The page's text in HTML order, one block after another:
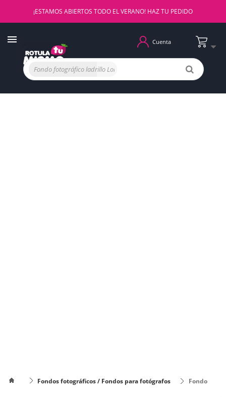
¡ESTAMOS ABIERTOS TODO EL VERANO! HAZ TU PEDIDO
Cuenta
Fondos fotográficos / Fondos para fotógrafos
Fondo